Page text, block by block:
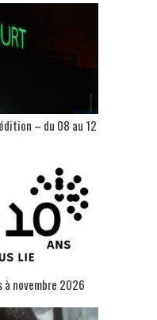
– du 08 au 12
à novembre 2026